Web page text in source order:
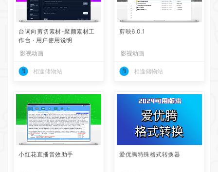
台词向剪切素材-聚颜素材工
作台 · 用户使用说明
影视动画
相逢储物站
剪映6.0.1
影视动画
相逢储物站
小红花直播音效助手 爱优腾特殊格式转换器